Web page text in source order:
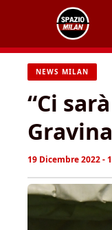
contenuto
NEWS MILAN
“Ci
19 Dicembre 2022 -